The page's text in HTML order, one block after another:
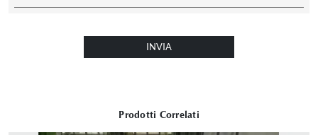
Prodotti Correlati
INVIA